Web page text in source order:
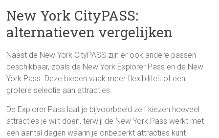
New York CityPASS:
alternatieven vergelijken
Naast de New York CityPASS zijn er ook andere passen
beschikbaar, zoals de New York Explorer Pass en de New
York Pass. Deze bieden vaak meer flexibiliteit of een
grotere selectie aan attracties.
De Explorer Pass laat je bijvoorbeeld zelf kiezen hoeveel
attracties je wilt doen, terwijl de New York Pass werkt met
een aantal dagen waarin je onbeperkt attracties kunt